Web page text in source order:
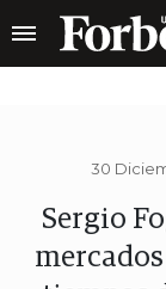
30
Sergio